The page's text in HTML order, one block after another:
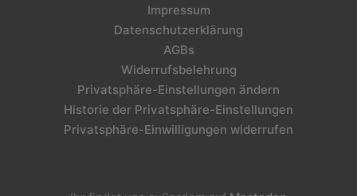
Impressum
Datenschutzerklärung
AGBs
Widerrufsbelehrung
Privatsphäre-Einstellungen ändern
Historie der Privatsphäre-Einstellungen
Privatsphäre-Einwilligungen widerrufen